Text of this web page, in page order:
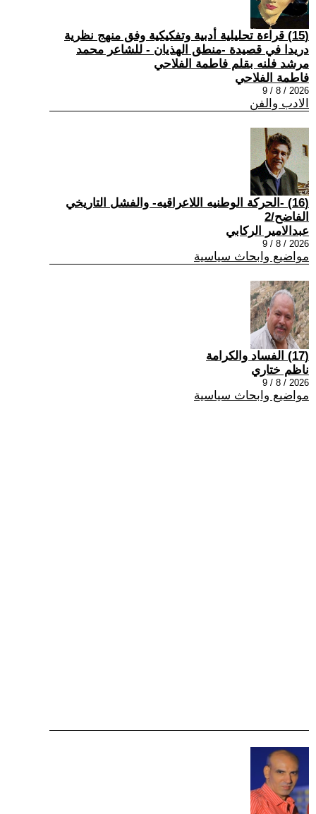
(15) قراءة تحليلية أدبية وتفكيكية وفق منهج نظرية
دريدا في قصيدة -منطق الهذيان - للشاعر محمد
مرشد فلنه بقلم فاطمة الفلاحي
فاطمة الفلاحي
2026 / 8 / 9
الادب والفن
(16) -الحركة الوطنيه اللاعراقيه- والفشل التاريخي
الفاضح/2
عبدالامير الركابي
2026 / 8 / 9
مواضيع وابحاث سياسية
(17) الفساد والكرامة
ناظم ختاري
2026 / 8 / 9
مواضيع وابحاث سياسية